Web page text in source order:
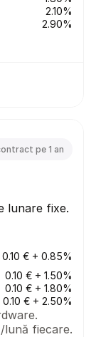
2.10%
2.90%
pe 1 an
lunare fixe.
0.10 € + 0.85%
0.10 € + 1.50%
0.10 € + 1.80%
0.10 € + 2.50%
lună fiecare.